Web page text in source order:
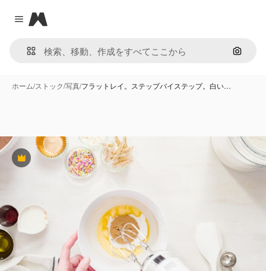
Close menu
Magnific
画像で
ホーム/ストック/写真/フラットレイ。ステップバイステップ。白い…
Premium